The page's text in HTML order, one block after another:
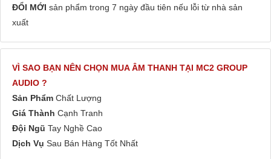
ĐỔI MỚI sản phẩm trong 7 ngày đầu tiên nếu lỗi từ nhà sản
xuất
VÌ SAO BẠN NÊN CHỌN MUA ÂM THANH TẠI MC2 GROUP
AUDIO ?
Sản Phẩm Chất Lượng
Giá Thành Cạnh Tranh
Đội Ngũ Tay Nghề Cao
Dịch Vụ Sau Bán Hàng Tốt Nhất